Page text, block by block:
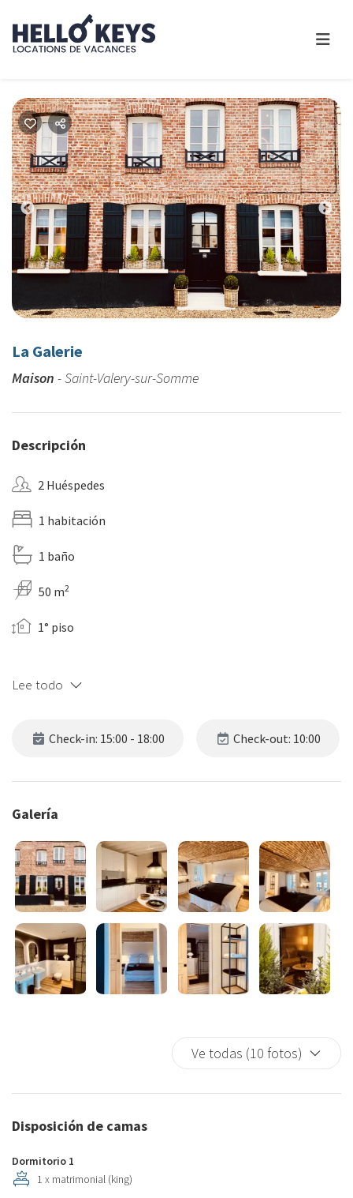
Previous
La Galerie
Maison - Saint-Valery-sur-Somme
Descripción
2 Huéspedes
1 habitación
1 baño
50 m2
1° piso
Lee todo
Check-in: 15:00 - 18:00 Check-out: 10:00
Galería
Ve todas (10 fotos)
Disposición de camas
Dormitorio 1
1 x matrimonial (king)